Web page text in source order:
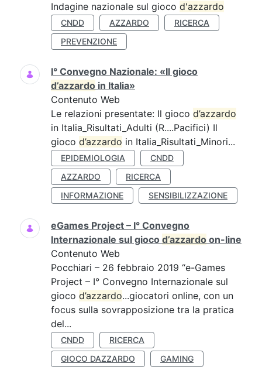
Indagine nazionale sul gioco d'azzardo
CNDD AZZARDO
RICERCA
PREVENZIONE
I° Convegno Nazionale: «Il gioco
d’azzardo in Italia»
Contenuto Web
Le relazioni presentate: Il gioco d’azzardo
in Italia_Risultati_Adulti (R....Pacifici) Il
gioco d’azzardo in Italia_Risultati_Minori...
EPIDEMIOLOGIA
CNDD
AZZARDO
RICERCA
INFORMAZIONE
SENSIBILIZZAZIONE
eGames Project – I° Convegno
Internazionale sul gioco d’azzardo on-line
Contenuto Web
Pocchiari – 26 febbraio 2019 “e-Games
Project – I° Convegno Internazionale sul
gioco d’azzardo...giocatori online, con un
focus sulla sovrapposizione tra la pratica
del...
CNDD
RICERCA
GIOCO DAZZARDO
GAMING